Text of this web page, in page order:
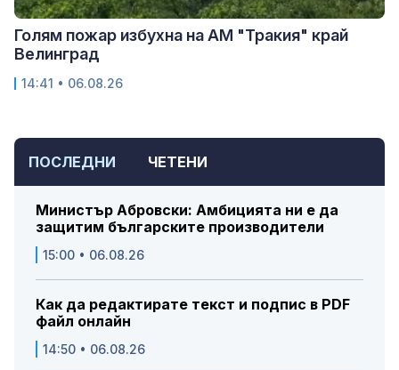
ПОСЛЕДНИ ЧЕТЕНИ
Министър Абровски: Амбицията ни е да
защитим българските производители
15:00 • 06.08.26
Как да редактирате текст и подпис в PDF
файл онлайн
14:50 • 06.08.26
Голям пожар избухна на АМ "Тракия" край
Велинград
14:41 • 06.08.26